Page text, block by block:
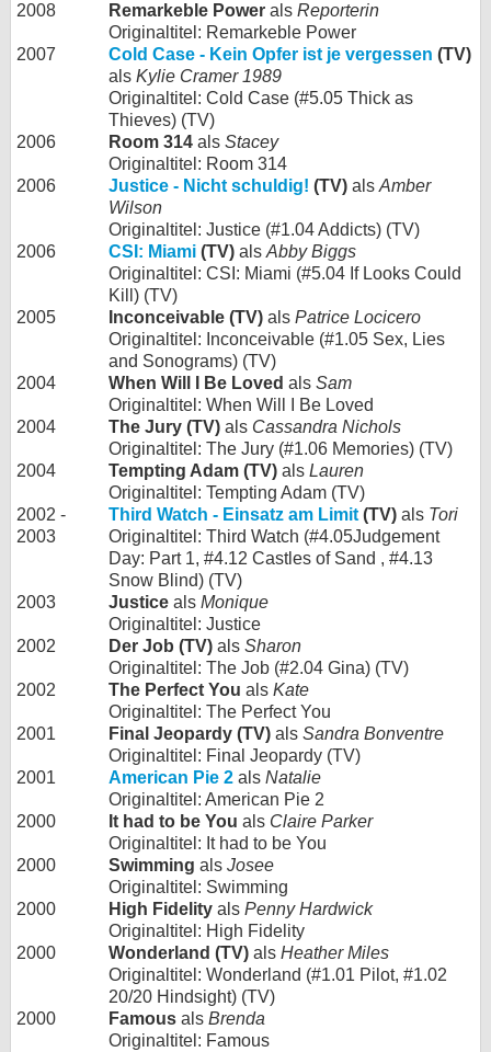
2008
Remarkeble Power als Reporterin
Originaltitel: Remarkeble Power
2007
Cold Case - Kein Opfer ist je vergessen (TV)
als Kylie Cramer 1989
Originaltitel: Cold Case (#5.05 Thick as
Thieves) (TV)
2006
Room 314 als Stacey
Originaltitel: Room 314
2006
Justice - Nicht schuldig! (TV) alsAmber
Wilson
Originaltitel: Justice (#1.04 Addicts) (TV)
2006
CSI: Miami (TV) alsAbby Biggs
Originaltitel: CSI: Miami (#5.04 If Looks Could
Kill) (TV)
2005
Inconceivable (TV) als Patrice Locicero
Originaltitel: Inconceivable (#1.05 Sex, Lies
and Sonograms) (TV)
2004
When Will I Be Loved als Sam
Originaltitel: When Will I Be Loved
2004
The Jury (TV) als Cassandra Nichols
Originaltitel: The Jury (#1.06 Memories) (TV)
2004
Tempting Adam (TV) als Lauren
Originaltitel: Tempting Adam (TV)
2002 -
2003
Third Watch - Einsatz am Limit(TV) als Tori
Originaltitel: Third Watch (#4.05Judgement
Day: Part 1, #4.12 Castles of Sand , #4.13
Snow Blind) (TV)
2003
Justice als Monique
Originaltitel: Justice
2002
Der Job (TV) als Sharon
Originaltitel: The Job (#2.04 Gina) (TV)
2002
The Perfect You als Kate
Originaltitel: The Perfect You
2001
Final Jeopardy (TV) als Sandra Bonventre
Originaltitel: Final Jeopardy (TV)
2001
American Pie 2 als Natalie
Originaltitel: American Pie 2
2000
It had to be You als Claire Parker
Originaltitel: It had to be You
2000
Swimming als Josee
Originaltitel: Swimming
2000
High Fidelity als Penny Hardwick
Originaltitel: High Fidelity
2000
Wonderland (TV) als Heather Miles
Originaltitel: Wonderland (#1.01 Pilot, #1.02
20/20 Hindsight) (TV)
2000
Famous als Brenda
Originaltitel: Famous